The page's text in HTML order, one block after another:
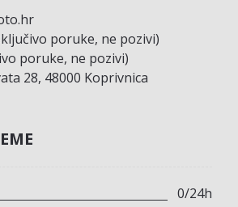
poruke, ne pozivi)
poruke, ne pozivi)
28, 48000 Koprivnica
0/24h